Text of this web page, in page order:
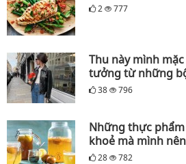
2 777
Thu này mình
tưởng từ những
38 796
Những thực
khoẻ mà mình
28 782